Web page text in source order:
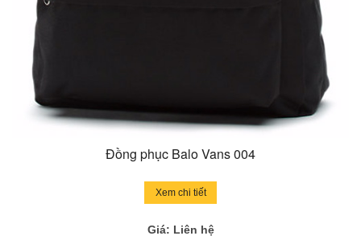
Đồng phục Balo Vans 004
Xem chi tiết
Giá: Liên hệ